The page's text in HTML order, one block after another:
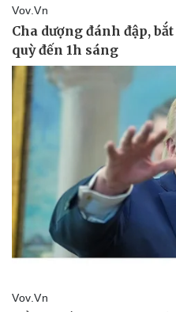
Pháp luật
Vụ án
Tin nóng
Tư vấn luật